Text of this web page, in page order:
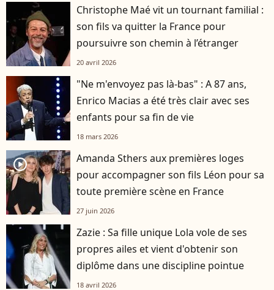
Christophe Maé vit un tournant familial :
son fils va quitter la France pour
poursuivre son chemin à l’étranger
20 avril 2026
"Ne m'envoyez pas là-bas" : A 87 ans,
Enrico Macias a été très clair avec ses
enfants pour sa fin de vie
18 mars 2026
player2
Amanda Sthers aux premières loges
pour accompagner son fils Léon pour sa
toute première scène en France
27 juin 2026
Zazie : Sa fille unique Lola vole de ses
propres ailes et vient d'obtenir son
diplôme dans une discipline pointue
18 avril 2026